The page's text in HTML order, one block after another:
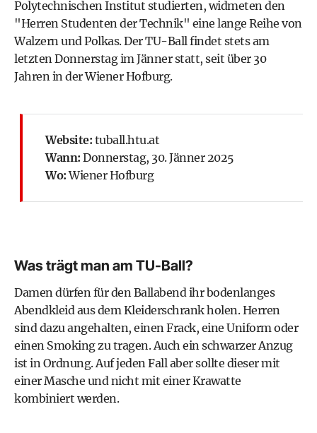
Polytechnischen Institut studierten, widmeten den
"Herren Studenten der Technik" eine lange Reihe von
Walzern und Polkas. Der TU-Ball findet stets am
letzten Donnerstag im Jänner statt, seit über 30
Jahren in der Wiener Hofburg.
Website: tuball.htu.at
Wann: Donnerstag, 30. Jänner 2025
Wo:Wiener Hofburg
Was trägt man am TU-Ball?
Damen dürfen für den Ballabend ihr bodenlanges
Abendkleid aus dem Kleiderschrank holen. Herren
sind dazu angehalten, einen Frack, eine Uniform oder
einen Smoking zu tragen. Auch ein schwarzer Anzug
ist in Ordnung. Auf jeden Fall aber sollte dieser mit
einer Masche und nicht mit einer Krawatte
kombiniert werden.